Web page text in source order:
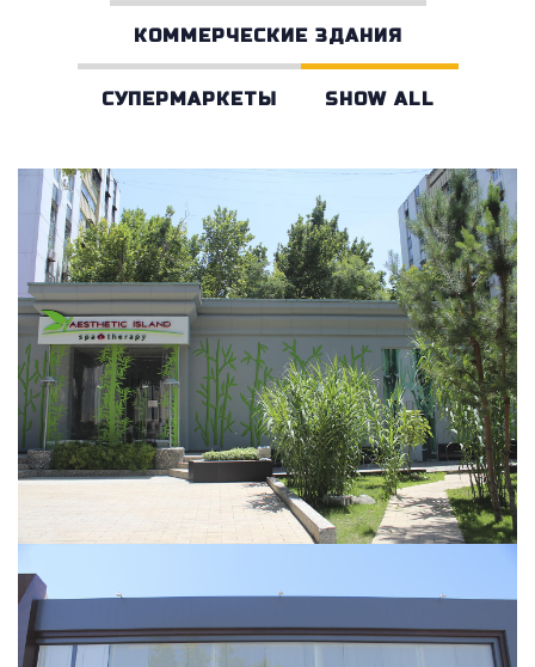
КОММЕРЧЕСКИЕ ЗДАНИЯ
СУПЕРМАРКЕТЫ SHOW ALL